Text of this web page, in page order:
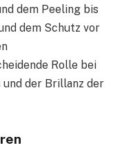
dem Peeling bis
dem Schutz vor
Rolle bei
der Brillanz der